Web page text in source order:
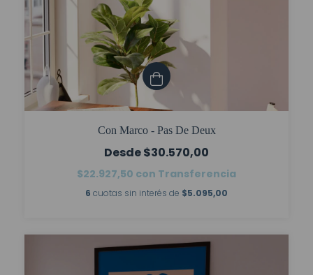
Con Marco - Pas De Deux
$30.570,00
$22.927,50 con Transferencia
6 cuotas sin interés de $5.095,00